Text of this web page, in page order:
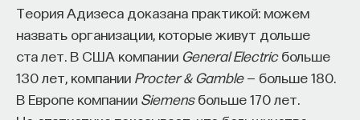
Теория Адизеса доказана практикой: можем
назвать организации, которые живут дольше
ста лет. В США компании General Electricбольше
130 лет, компании Procter & Gamble— больше 180.
В Европе компании Siemensбольше 170 лет.
он хочет создавать, а затем разворачивать это
в своей деятельности. Когда университет
работает только под заказ, он занимает совсем
другую роль. У классического университета есть
редкая возможность — мыслить на длинной